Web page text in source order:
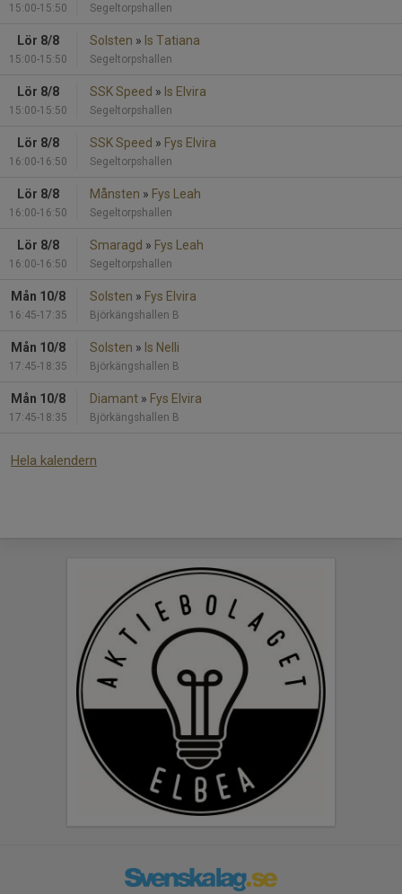
15:00-15:50 Segeltorpshallen
Lör 8/8
15:00-15:50
Solsten » Is Tatiana
Segeltorpshallen
Lör 8/8
15:00-15:50
SSK Speed » Is Elvira
Segeltorpshallen
Lör 8/8
16:00-16:50
SSK Speed » Fys Elvira
Segeltorpshallen
Lör 8/8
16:00-16:50
Månsten » Fys Leah
Segeltorpshallen
Lör 8/8
16:00-16:50
Smaragd » Fys Leah
Segeltorpshallen
Mån 10/8
16:45-17:35
Solsten » Fys Elvira
Björkängshallen B
Mån 10/8
17:45-18:35
Solsten » Is Nelli
Björkängshallen B
Mån 10/8
17:45-18:35
Diamant » Fys Elvira
Björkängshallen B
Hela kalendern